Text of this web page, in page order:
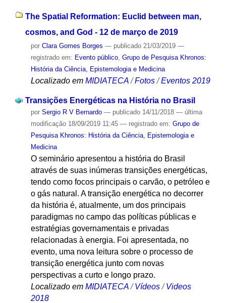
The Spatial Reformation: Euclid between man,
cosmos, and God - 12 de março de 2019
por Clara Gomes Borges — publicado21/03/2019 —
registrado em: Evento público, Grupo de Pesquisa Khronos:
História da Ciência, Epistemologia e Medicina
Localizado em MIDIATECA /Fotos /Eventos 2019
Transições Energéticas na História no Brasil
por Sergio R V Bernardo — publicado14/11/2018 — última
modificação18/09/2019 11:45 — registrado em: Grupo de
Pesquisa Khronos: História da Ciência, Epistemologia e
Medicina
O seminário apresentou a história do Brasil
através de suas inúmeras transições energéticas,
tendo como focos principais o carvão, o petróleo e
o gás natural. A transição energética no decorrer
da história é, atualmente, um dos principais
paradigmas no campo das políticas públicas e
estratégias governamentais e privadas
relacionadas à energia. Foi apresentada, no
evento, uma nova leitura sobre o processo de
transição energética junto com novas
perspectivas a curto e longo prazo.
Localizado em MIDIATECA /Vídeos /Videos
2018